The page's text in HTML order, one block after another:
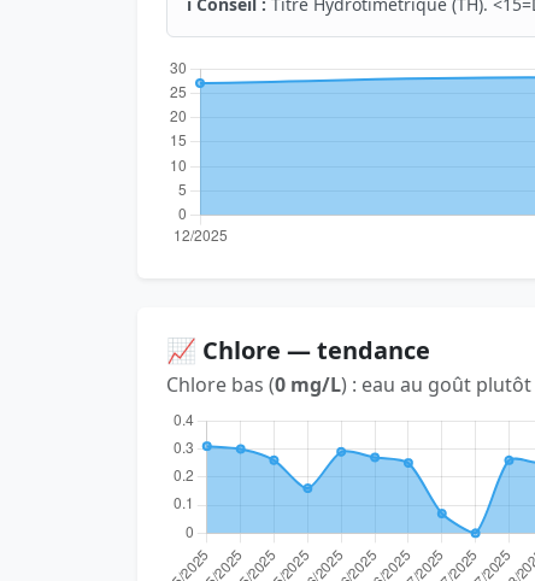
📈 Chlore — tendance
Chlore bas (0 mg/L) : eau au goût